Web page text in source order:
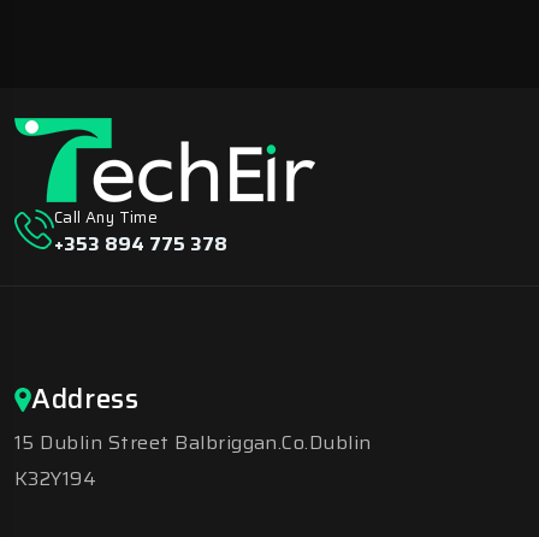
Call Any Time
+353 894 775 378
Address
15 Dublin Street Balbriggan.Co.Dublin
K32Y194